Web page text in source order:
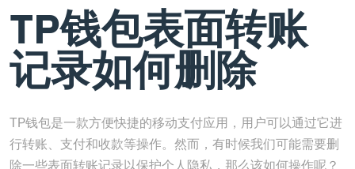
TP钱包表面转账
记录如何删除
TP钱包是一款方便快捷的移动支付应用，用户可以通过它进
行转账、支付和收款等操作。然而，有时候我们可能需要删
除一些表面转账记录以保护个人隐私，那么该如何操作呢？